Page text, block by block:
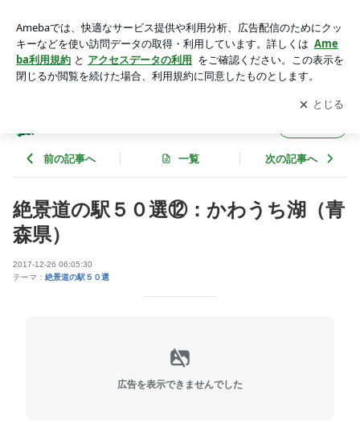
駅”完全制覇の夢！
アプリをダウンロードして ブログの更新通知
を受け取りまし
ょう。
開く
前の記事へ 一覧 次の記事へ
絶景道の駅５０選⑫：かわうち湖（青
森県）
2017-12-26 06:05:30
テーマ： 絶景道の駅５０選
広告を表示できませんでした